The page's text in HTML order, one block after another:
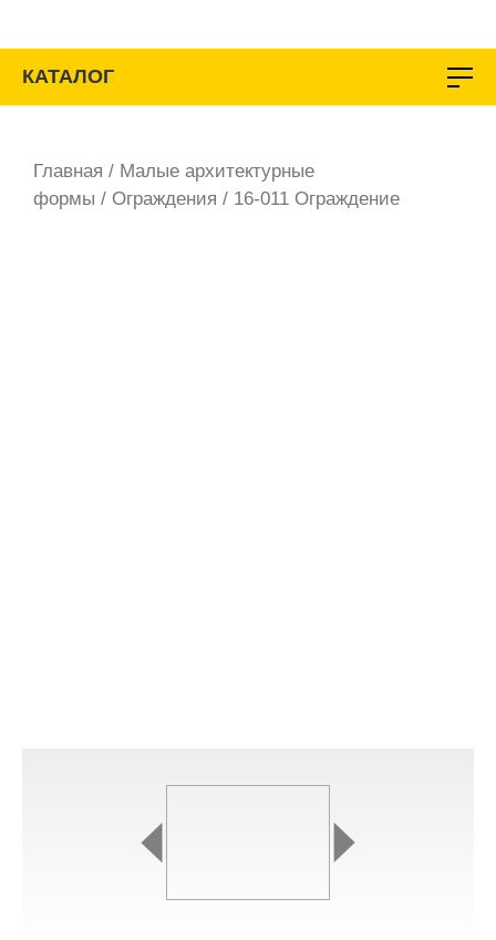
содержимому
КАТАЛОГ
Главная / Малые архитектурные
формы / Ограждения / 16-011 Ограждение